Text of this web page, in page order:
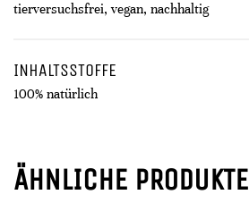
tierversuchsfrei, vegan, nachhaltig
INHALTSSTOFFE
100% natürlich
ÄHNLICHE PRODUKTE